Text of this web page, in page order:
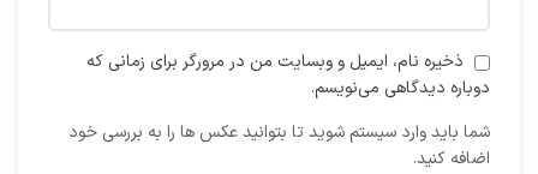
ذخیره نام، ایمیل و وبسایت من در مرورگر برای زمانی که
دوباره دیدگاهی می‌نویسم.
شما باید وارد سیستم شوید تا بتوانید عکس ها را به بررسی خود
اضافه کنید.